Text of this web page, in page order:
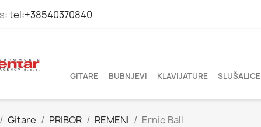
tel:+38540370840
GITARE BUBNJEVI KLAVIJATURE SLUŠALICE
Gitare PRIBOR REMENI Ernie Ball